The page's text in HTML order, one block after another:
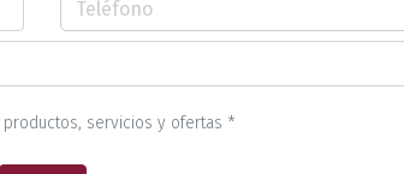
servicios y ofertas *